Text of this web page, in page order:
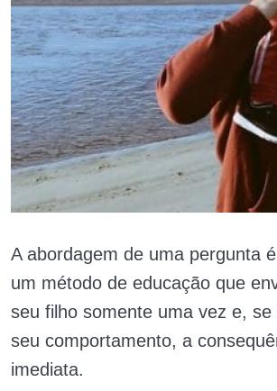
A abordagem de uma pergunta
um método de educação que
seu filho somente uma vez e,
seu comportamento, a
imediata.